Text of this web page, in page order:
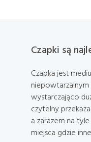
Czapki są
Czapka jest
wystarczająco
czytelny
a zarazem na
miejsca gdzie